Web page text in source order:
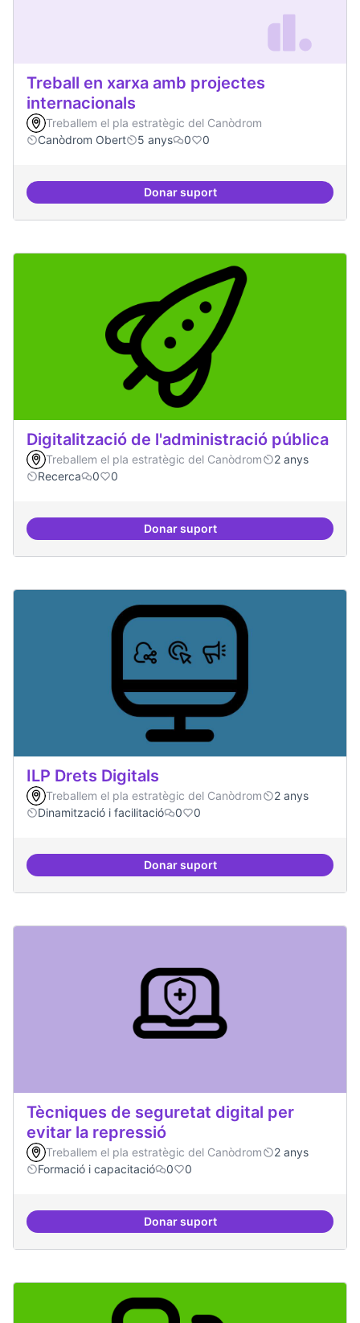
Treball en xarxa amb projectes
internacionals
Treballem el pla estratègic del Canòdrom
Canòdrom Obert
5 anys 0 0
Donar suportTreball en xarxa amb projectes
Digitalització de l'administració pública
Treballem el pla estratègic del Canòdrom
2 anys
Recerca
0 0
Donar suportDigitalització de l'administració
ILP Drets Digitals
Treballem el pla estratègic del Canòdrom
2 anys
Dinamització i facilitació
0 0
Donar suportILP Drets Digitals
Tècniques de seguretat digital per
evitar la repressió
Treballem el pla estratègic del Canòdrom
2 anys
Formació i capacitació
0 0
Donar suportTècniques de seguretat digital